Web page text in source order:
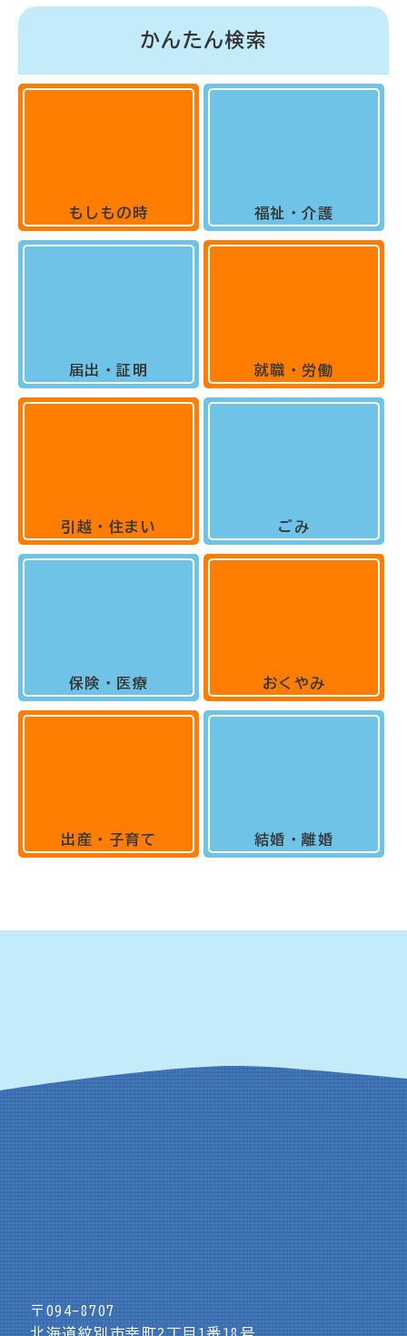
かんたん検索
もしもの時
届出・証明
引越・住まい
保険・医療
出産・子育て
福祉・介護
就職・労働
ごみ
おくやみ
結婚・離婚
〒094-8707